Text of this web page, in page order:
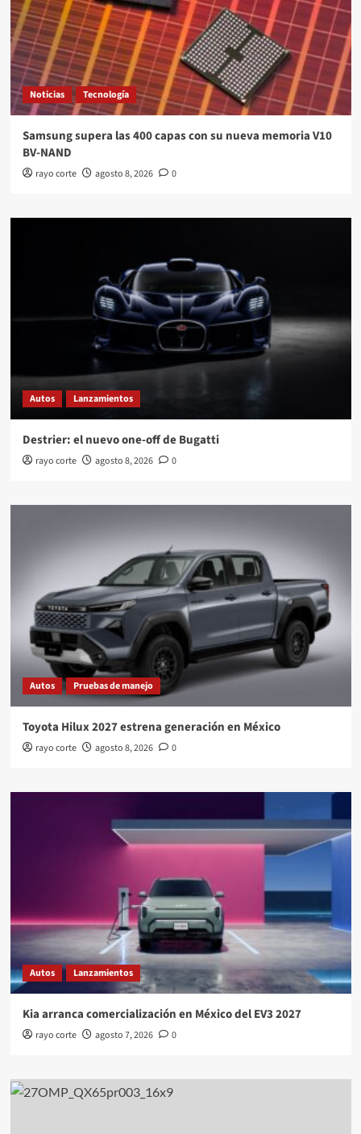
Noticias Tecnología
Samsung supera las 400 capas con su nueva memoria V10
BV-NAND
rayo corte agosto 8, 2026 0
Autos Lanzamientos
Destrier: el nuevo one-off de Bugatti
rayo corte agosto 8, 2026 0
Autos Pruebas de manejo
Toyota Hilux 2027 estrena generación en México
rayo corte agosto 8, 2026 0
Autos Lanzamientos
Kia arranca comercialización en México del EV3 2027
rayo corte agosto 7, 2026 0